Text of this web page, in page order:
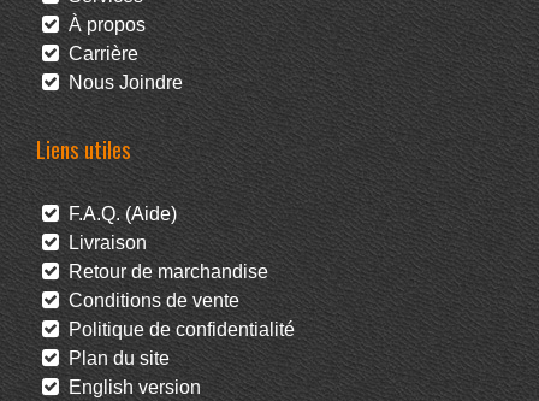
À propos
Carrière
Nous Joindre
Liens utiles
F.A.Q. (Aide)
Livraison
Retour de marchandise
Conditions de vente
Politique de confidentialité
Plan du site
English version